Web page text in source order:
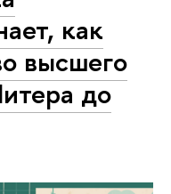
как
высшего
до